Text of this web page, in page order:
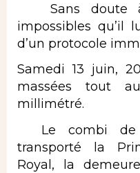
Sans doute à
impossibles qu’il
d’un protocole
Samedi 13 juin,
massées tout
millimétré.
Le combi de
transporté la
Royal, la